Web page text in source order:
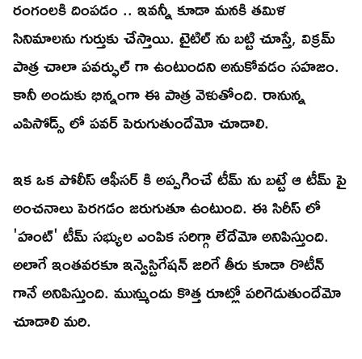
రంగంలకి దింపడం .. ఇవన్నీ కూడా మనకి తమిళ
సినిమాలను గుర్తుకు చేస్తాయి. టైటిల్ ను బట్టి చూస్తే, విక్రమ్
పాత్ర చాలా పవర్ఫుల్ గా ఉంటుందని అనుకోవడం సహజం.
కానీ అందుకు భిన్నంగా ఈ పాత్ర వెళుతోంది. రానున్న
ఎపిసోడ్స్ లో పవర్ పెరుగుతుందేమో చూడాలి.
ఇక ఒక పోలీస్ ఆఫీసర్ కి అప్పగించే టీమ్ ను బట్టే ఆ టీమ్ పై
అంచనాలు పెరగడం జరుగుతూ ఉంటుంది. ఈ సిరీస్ లో
'హంట్' టీమ్ సభ్యుల ఎంపిక సరిగ్గా లేదేమో అనిపిస్తుంది.
అలాగే ఇంతవరకూ ఇన్వెస్టిగేషన్ జరిగే తీరు కూడా రొటీన్
గానే అనిపిస్తుంది. మున్ముందు కొత్త రూట్లో పరిగెడుతుందేమో
చూడాలి మరి.